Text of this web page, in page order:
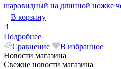
шаровидный на длинной ножке
В корзину
Подробнее
Сравнение
В избранное
Новости магазина
Свежие новости магазина